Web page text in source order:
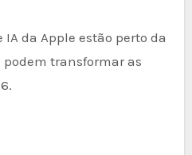
podem transformar as